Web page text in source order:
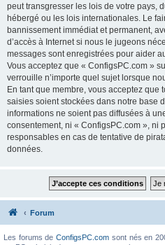
peut transgresser les lois de votre pays,
hébergé ou les lois internationales. Le
bannissement immédiat et permanent,
d’accès à Internet si nous le jugeons
messages sont enregistrées pour aider
Vous acceptez que « ConfigsPC.com »
verrouille n’importe quel sujet lorsque
En tant que membre, vous acceptez
saisies soient stockées dans notre base
informations ne soient pas diffusées à
consentement, ni « ConfigsPC.com », ni
responsables en cas de tentative de
données.
Forum
Les forums deConfigsPC.com sont nés en